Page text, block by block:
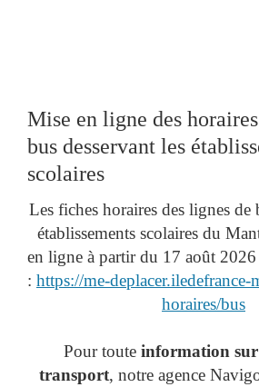
Mise en ligne des
bus desservant les
scolaires
Les fiches horaires des lignes de
établissements scolaires du
en ligne à partir du 17 août
: https://me-
horaires/bus
Pour toute information sur
transport, notre agence